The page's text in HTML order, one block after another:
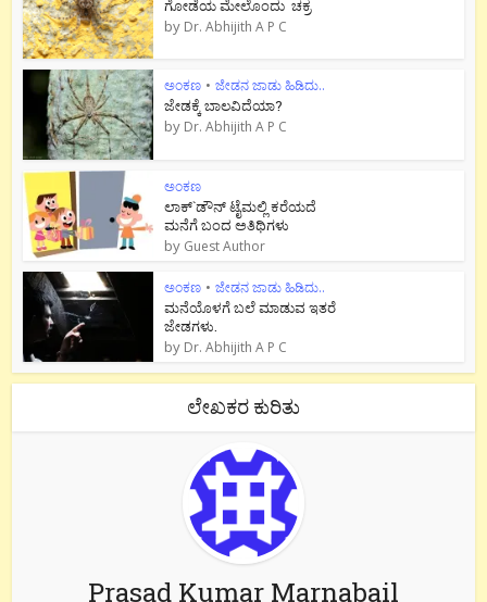
ಗೋಡೆಯ ಮೇಲೊಂದು ಚಕ್ರ
by Dr. Abhijith A P C
ಅಂಕಣ • ಜೇಡನ ಜಾಡು ಹಿಡಿದು..
ಜೇಡಕ್ಕೆ ಬಾಲವಿದೆಯಾ?
by Dr. Abhijith A P C
ಅಂಕಣ
ಲಾಕ್`ಡೌನ್ ಟೈಮಲ್ಲಿ ಕರೆಯದೆ
ಮನೆಗೆ ಬಂದ ಅತಿಥಿಗಳು
by Guest Author
ಅಂಕಣ • ಜೇಡನ ಜಾಡು ಹಿಡಿದು..
ಮನೆಯೊಳಗೆ ಬಲೆ ಮಾಡುವ ಇತರೆ
ಜೇಡಗಳು.
by Dr. Abhijith A P C
ಲೇಖಕರ ಕುರಿತು
Prasad Kumar Marnabail